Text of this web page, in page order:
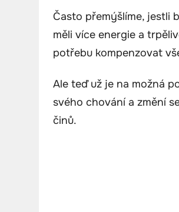
Často přemýšlíme, jestli
měli více energie a
potřebu kompenzovat
Ale teď už je na možná
svého chování a změní
činů.